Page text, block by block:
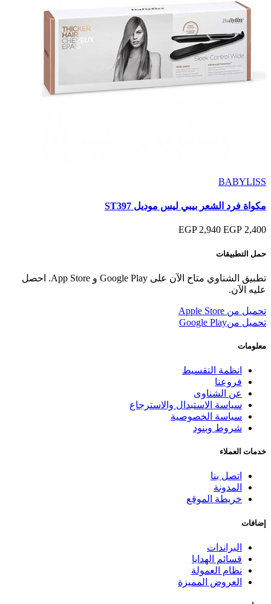
BABYLISS
مكواة فرد الشعر بيبي ليس موديل ST397
2,400 EGP
2,940 EGP
حمل التطبيقات
تطبيق الشناوي متاح الآن على Google Play و App Store. احصل
عليه الآن.
تحميل من Apple Store
تحميل منGoogle Play
معلومات
انظمة التقسيط
فروعنا
عن الشناوى
سياسة الاستبدال والاسترجاع
سياسة الخصوصية
شروط وبنود
خدمات العملاء
اتصل بنا
المدونة
خريطة الموقع
إضافات
البراندات
قسائم الهدايا
نظام العمولة
العروض المميزة